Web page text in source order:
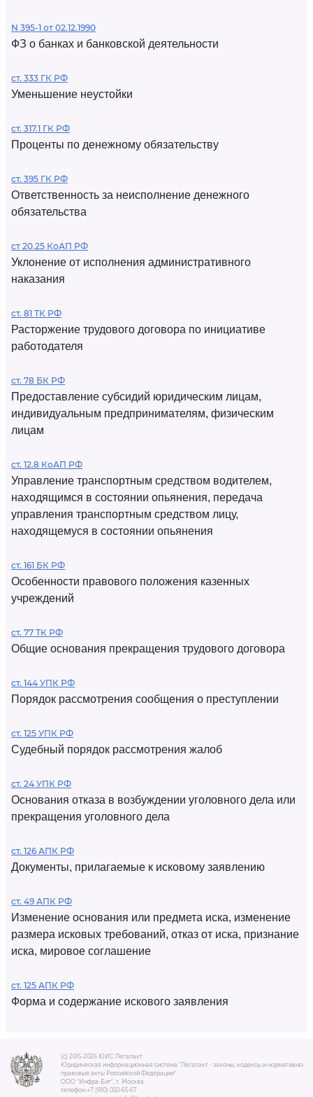
N 395-1 от 02.12.1990
ФЗ о банках и банковской деятельности
ст. 333 ГК РФ
Уменьшение неустойки
ст. 317.1 ГК РФ
Проценты по денежному обязательству
ст. 395 ГК РФ
Ответственность за неисполнение денежного
обязательства
ст 20.25 КоАП РФ
Уклонение от исполнения административного
наказания
ст. 81 ТК РФ
Расторжение трудового договора по инициативе
работодателя
ст. 78 БК РФ
Предоставление субсидий юридическим лицам,
индивидуальным предпринимателям, физическим
лицам
ст. 12.8 КоАП РФ
Управление транспортным средством водителем,
находящимся в состоянии опьянения, передача
управления транспортным средством лицу,
находящемуся в состоянии опьянения
ст. 161 БК РФ
Особенности правового положения казенных
учреждений
ст. 77 ТК РФ
Общие основания прекращения трудового договора
ст. 144 УПК РФ
Порядок рассмотрения сообщения о преступлении
ст. 125 УПК РФ
Судебный порядок рассмотрения жалоб
ст. 24 УПК РФ
Основания отказа в возбуждении уголовного дела или
прекращения уголовного дела
ст. 126 АПК РФ
Документы, прилагаемые к исковому заявлению
ст. 49 АПК РФ
Изменение основания или предмета иска, изменение
размера исковых требований, отказ от иска, признание
иска, мировое соглашение
ст. 125 АПК РФ
Форма и содержание искового заявления
(c) 2015-2026 ЮИС Легалакт
Юридическая информационная система "Легалакт - законы, кодексы и нормативно-
правовые акты Российской Федерации"
ООО "Инфра-Бит", г. Москва.
телефон +7 (910) 050-65-67